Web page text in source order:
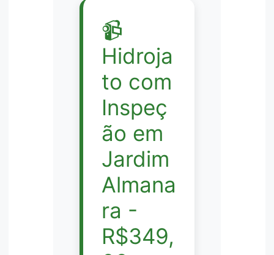
📹
Hidroja
to com
Inspeç
ão em
Jardim
Almana
ra -
R$349,